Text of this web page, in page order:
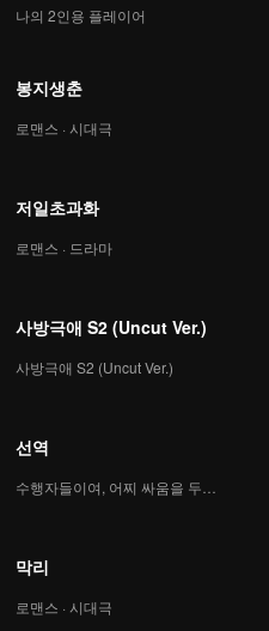
380
382
386
388
나의 2인용 플레이어
봉지생춘
로맨스 · 시대극
저일초과화
로맨스 · 드라마
사방극애 S2 (Uncut Ver.)
사방극애 S2 (Uncut Ver.)
선역
막리
로맨스 · 시대극